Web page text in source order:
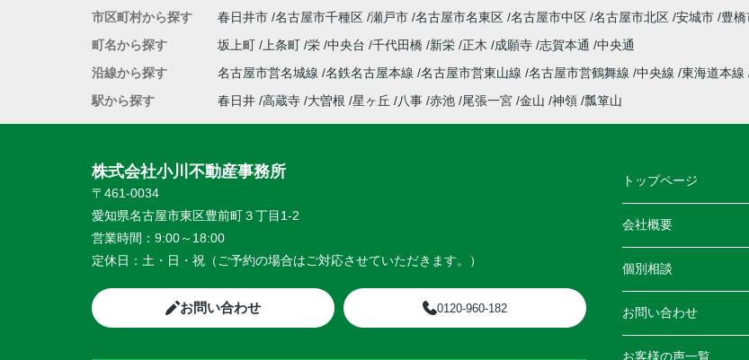
市区町村から探す 春日井市 名古屋市千種区 瀬戸市 名古屋市名東区 名古屋市中区 名古屋市北区 安城市 豊橋
町名から探す
坂上町 上条町 栄 中央台 千代田橋 新栄 正木 成願寺 志賀本通
中央通
沿線から探す
名古屋市営名城線 名鉄名古屋本線 名古屋市営東山線 名古屋市営鶴舞線 中央線 東海道本線
駅から探す
春日井 高蔵寺 大曽根 星ヶ丘 八事 赤池 尾張一宮 金山 神領 瓢箪山
株式会社小川不動産事務所
〒461-0034
愛知県名古屋市東区豊前町３丁目1-2
営業時間： 9:00～18:00
定休日： 土・日・祝（ご予約の場合はご対応させていただきます。）
お問い合わせ 0120-960-182
トップページ
会社概要
個別相談
お問い合わせ
お客様の声一覧